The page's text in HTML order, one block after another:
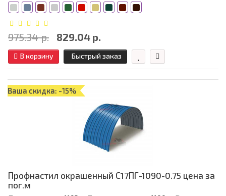
975.34 р. 829.04 р.
В корзину Быстрый заказ
Ваша скидка: -15%
Профнастил окрашенный С17ПГ-1090-0.75 цена за
пог.м